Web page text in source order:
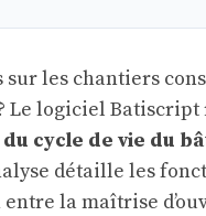
sur les chantiers
Le logiciel Batiscript
cycle de vie du
détaille les
la maîtrise